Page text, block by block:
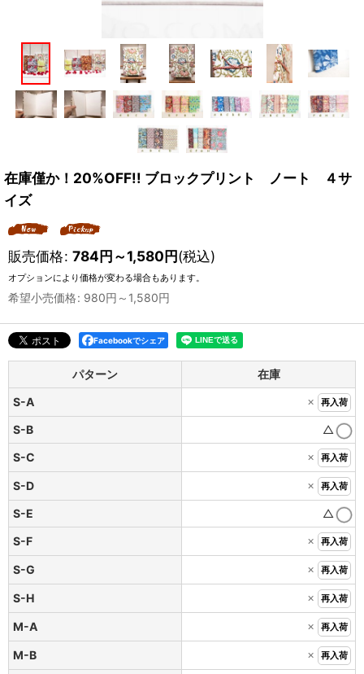
在庫僅か！20%OFF!! ブロックプリント ノート ４サ
イズ
販売価格: 784円～1,580円(税込)
オプションにより価格が変わる場合もあります。
希望小売価格: 980円 ～1,580円
Facebookでシェア
パターン
在庫
S-A
× 再入荷
S-B
△
S-C
× 再入荷
S-D × 再入荷
S-E
△
S-F
× 再入荷
S-G × 再入荷
S-H × 再入荷
M-A × 再入荷
M-B × 再入荷